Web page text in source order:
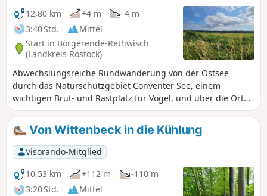
12,80 km +4 m
-4 m
3:40 Std.
Mittel
Start in Börgerende-Rethwisch
(Landkreis Rostock)
Abwechslungsreiche Rundwanderung von der Ostsee
durch das Naturschutzgebiet Conventer See, einem
wichtigen Brut- und Rastplatz für Vögel, und über die Orte
Rethwisch und Börgerende zurück.
Von Wittenbeck in die Kühlung
Visorando-Mitglied
10,53 km
+112 m
-110 m
3:20 Std.
Mittel